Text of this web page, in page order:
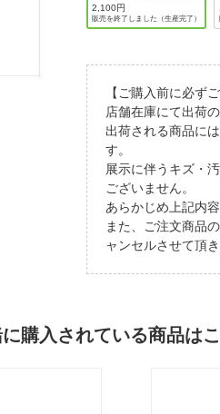
2,100円
販売を終了しました（生産完了）
【ご購入前に必ず
店舗在庫にて出荷
出荷される商品に
す。
展示に伴うキズ・
ございません。
あらかじめ上記内
また、ご注文商品
ャンセルさせて頂
購入されている商品はこ